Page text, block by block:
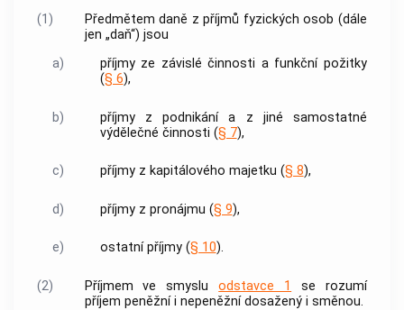
(1)
Předmětem daně z příjmů fyzických osob (dále
jen „daň“) jsou
a)
příjmy ze závislé činnosti a funkční požitky
(§ 6),
b)
příjmy z podnikání a z jiné samostatné
výdělečné činnosti (§ 7),
c) příjmyz kapitálového majetku (§ 8),
d) příjmy z pronájmu (§ 9),
e) ostatnípříjmy(§ 10).
(2) Příjmem ve smysluodstavce 1
se rozumí
příjem peněžní i nepeněžní dosažený i směnou.